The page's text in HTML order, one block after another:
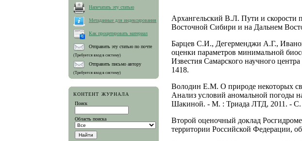
Напечатать эту статью
Метаданные для индексирования
Как процитировать материал
Отправить эту статью по почте
(Требуется вход в систему)
Отправить письмо автору
(Требуется вход в систему)
КОНТЕНТ ЖУРНАЛА
Поиск
Область поиска
Архангельский В.Л. Пути и скорости
Восточной Сибири и на Дальнем
Барцев С.И., Дегерменджи А.Г.,
оценки параметров минимальной
Известия Самарского научного
1418.
Володин Е.М. О природе некоторых
Анализ условий аномальной погоды
Шакиной. - М. : Триада ЛТД, 2011. - С.
Второй оценочный доклад
территории Российской Федерации,